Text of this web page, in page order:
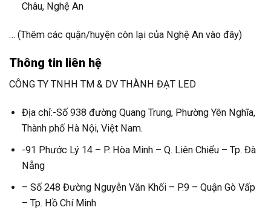
Châu, Nghệ An
… (Thêm các quận/huyện còn lại của Nghệ An vào đây)
Thông tin liên hệ
CÔNG TY TNHH TM & DV THÀNH ĐẠT LED
Địa chỉ:-Số 938 đường Quang Trung, Phường Yên Nghĩa,
Thành phố Hà Nội, Việt Nam.
-91 Phước Lý 14 – P. Hòa Minh – Q. Liên Chiểu – Tp. Đà
Nẵng
– Số 248 Đường Nguyễn Văn Khối – P.9 – Quận Gò Vấp
– Tp. Hồ Chí Minh